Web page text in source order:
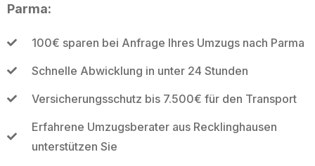
Parma:
100€ sparen bei Anfrage Ihres Umzugs nach Parma
Schnelle Abwicklung in unter 24 Stunden
Versicherungsschutz bis 7.500€ für den Transport
Erfahrene Umzugsberater aus Recklinghausen
unterstützen Sie